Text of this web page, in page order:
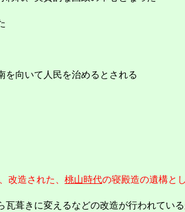
向いて人民を治めるとされる
改造された、 桃山時代の寝殿造の遺構と
葺きに変えるなどの改造が行われている